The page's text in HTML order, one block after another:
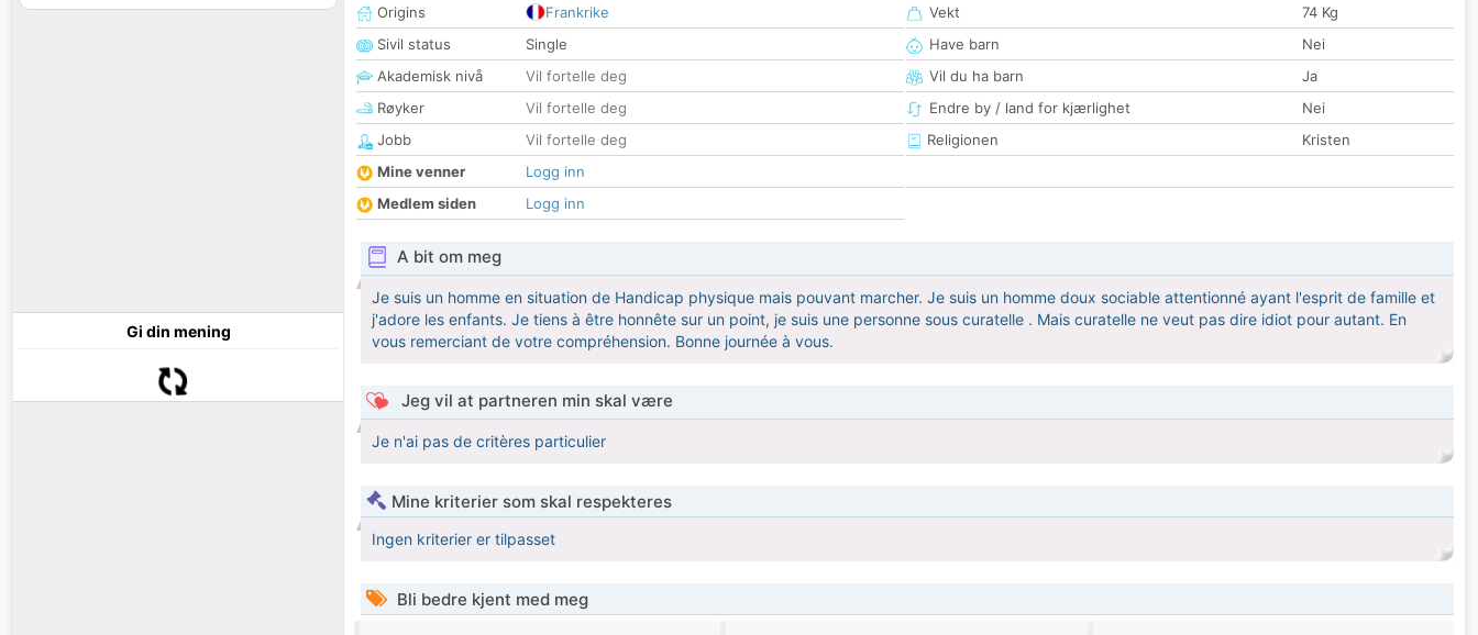
Gi din mening
Origins
Frankrike
Sivil status
Single
Akademisk nivå
Vil fortelle deg
Røyker
Vil fortelle deg
Jobb
Vil fortelle deg
Mine venner
Logg inn
Medlem siden
Logg inn
Vekt
74 Kg
Have barn
Nei
Vil du ha barn
Ja
Endre by / land for kjærlighet
Nei
Religionen
Kristen
A bit om meg
Je suis un homme en situation de Handicap physique mais pouvant marcher. Je suis un homme doux sociable attentionné ayant l'esprit de famille et
j'adore les enfants. Je tiens à être honnête sur un point, je suis une personne sous curatelle . Mais curatelle ne veut pas dire idiot pour autant. En
vous remerciant de votre compréhension. Bonne journée à vous.
Jeg vil at partneren min skal være
Je n'ai pas de critères particulier
Mine kriterier som skal respekteres
Ingen kriterier er tilpasset
Bli bedre kjent med meg